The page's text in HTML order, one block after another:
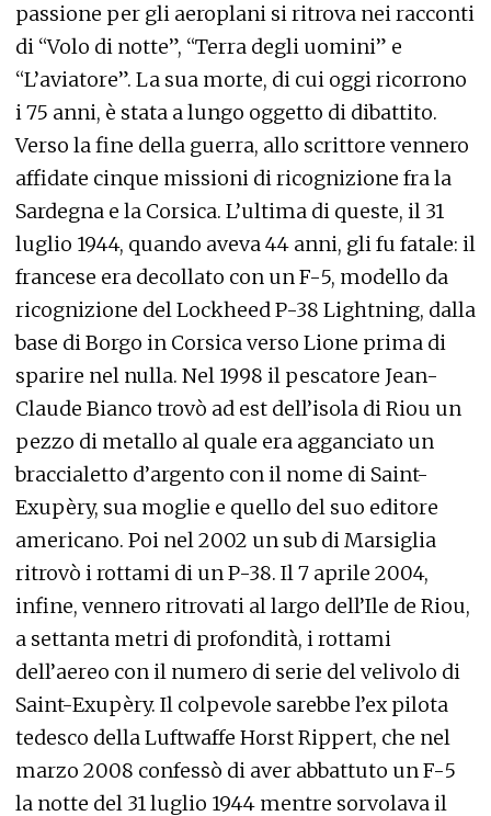
passione per gli aeroplani si ritrova nei racconti
di “Volo di notte”, “Terra degli uomini” e
“L’aviatore”. La sua morte, di cui oggi ricorrono
i 75 anni, è stata a lungo oggetto di dibattito.
Verso la fine della guerra, allo scrittore vennero
affidate cinque missioni di ricognizione fra la
Sardegna e la Corsica. L’ultima di queste, il 31
luglio 1944, quando aveva 44 anni, gli fu fatale: il
francese era decollato con un F-5, modello da
ricognizione del Lockheed P-38 Lightning, dalla
base di Borgo in Corsica verso Lione prima di
sparire nel nulla. Nel 1998 il pescatore Jean-
Claude Bianco trovò ad est dell’isola di Riou un
pezzo di metallo al quale era agganciato un
braccialetto d’argento con il nome di Saint-
Exupèry, sua moglie e quello del suo editore
americano. Poi nel 2002 un sub di Marsiglia
ritrovò i rottami di un P-38. Il 7 aprile 2004,
infine, vennero ritrovati al largo dell’Ile de Riou,
a settanta metri di profondità, i rottami
dell’aereo con il numero di serie del velivolo di
Saint-Exupèry. Il colpevole sarebbe l’ex pilota
tedesco della Luftwaffe Horst Rippert, che nel
marzo 2008 confessò di aver abbattuto un F-5
la notte del 31 luglio 1944 mentre sorvolava il